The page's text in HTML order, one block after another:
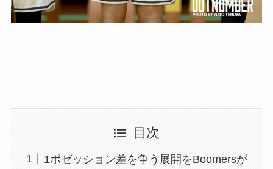
目次
1ポゼッション差を争う展開をBoomersが